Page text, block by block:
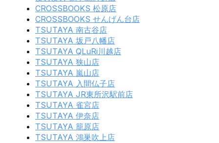
CROSSBOOKS 松原店
CROSSBOOKS せんげん台店
TSUTAYA 南古谷店
TSUTAYA 坂戸八幡店
TSUTAYA QLuRi川越店
TSUTAYA 狭山店
TSUTAYA 嵐山店
TSUTAYA 入間仏子店
TSUTAYA JR東所沢駅前店
TSUTAYA 雀宮店
TSUTAYA 伊奈店
TSUTAYA 籠原店
TSUTAYA 鴻巣吹上店